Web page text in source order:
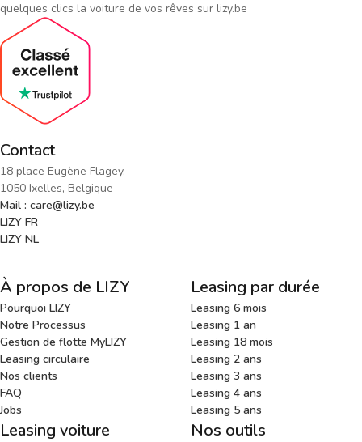
quelques clics la voiture de vos rêves sur lizy.be
Contact
18 place Eugène Flagey,
1050 Ixelles, Belgique
Mail : care@lizy.be
LIZY FR
LIZY NL
À propos de LIZY
Pourquoi LIZY
Notre Processus
Gestion de flotte MyLIZY
Leasing circulaire
Nos clients
FAQ
Jobs
Leasing par durée
Leasing 6 mois
Leasing 1 an
Leasing 18 mois
Leasing 2 ans
Leasing 3 ans
Leasing 4 ans
Leasing 5 ans
Leasing voiture Nos outils